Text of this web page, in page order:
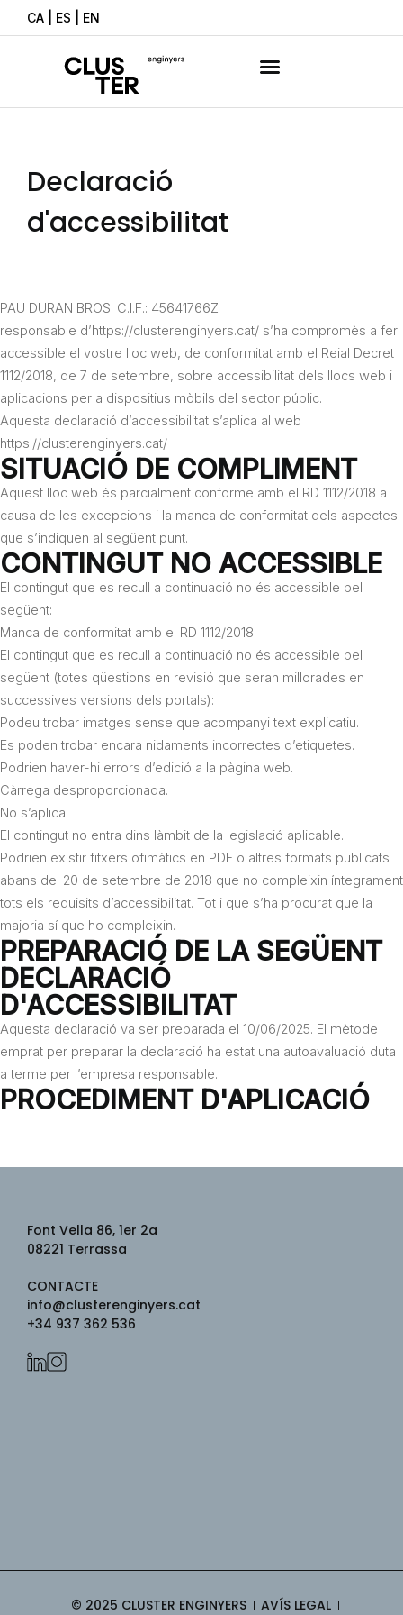
al
CA ES EN
Declaració
d'accessibilitat
PAU DURAN BROS. C.I.F.: 45641766Z
responsable d’https://clusterenginyers.cat/ s’ha compromès a fer
accessible el vostre lloc web, de conformitat amb el Reial Decret
1112/2018, de 7 de setembre, sobre accessibilitat dels llocs web i
aplicacions per a dispositius mòbils del sector públic.
Aquesta declaració d’accessibilitat s’aplica al web
https://clusterenginyers.cat/
SITUACIÓ DE COMPLIMENT
Aquest lloc web és parcialment conforme amb el RD 1112/2018 a
causa de les excepcions i la manca de conformitat dels aspectes
que s’indiquen al següent punt.
CONTINGUT NO ACCESSIBLE
El contingut que es recull a continuació no és accessible pel
següent:
Manca de conformitat amb el RD 1112/2018.
El contingut que es recull a continuació no és accessible pel
següent (totes qüestions en revisió que seran millorades en
successives versions dels portals):
Podeu trobar imatges sense que acompanyi text explicatiu.
Es poden trobar encara nidaments incorrectes d’etiquetes.
Podrien haver-hi errors d’edició a la pàgina web.
Càrrega desproporcionada.
No s’aplica.
El contingut no entra dins làmbit de la legislació aplicable.
Podrien existir fitxers ofimàtics en PDF o altres formats publicats
abans del 20 de setembre de 2018 que no compleixin íntegrament
tots els requisits d’accessibilitat. Tot i que s’ha procurat que la
majoria sí que ho compleixin.
PREPARACIÓ DE LA SEGÜENT
DECLARACIÓ
D'ACCESSIBILITAT
Aquesta declaració va ser preparada el 10/06/2025. El mètode
emprat per preparar la declaració ha estat una autoavaluació duta
a terme per l’empresa responsable.
PROCEDIMENT D'APLICACIÓ
Font Vella 86, 1er 2a
08221 Terrassa
CONTACTE
info@clusterenginyers.cat
+34 937 362 536
© 2025 CLUSTER ENGINYERS AVÍS LEGAL